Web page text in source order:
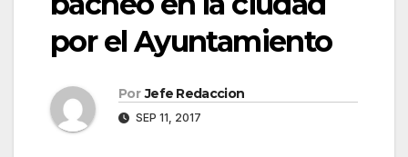
por el Ayuntamiento
Por Jefe Redaccion
SEP 11, 2017